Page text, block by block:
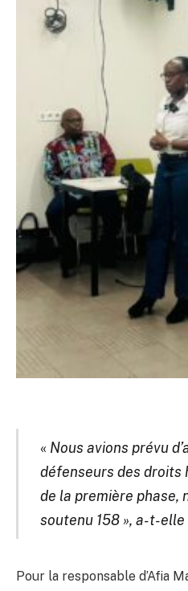
« Nous avions prévu
défenseurs des droits
de la première phase,
soutenu 158 », a-t-elle
Pour la responsable d’Afia